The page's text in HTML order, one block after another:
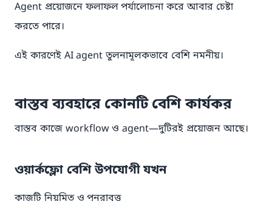
Agent প্রয়োজনে ফলাফল পর্যালোচনা করে আবার চেষ্টা
করতে পারে।
এই কারণেই AI agent তুলনামূলকভাবে বেশি নমনীয়।
বাস্তব ব্যবহারে কোনটি বেশি কার্যকর
বাস্তব কাজে workflow ও agent—দুটিরই প্রয়োজন আছে।
ওয়ার্কফ্লো বেশি উপযোগী যখন